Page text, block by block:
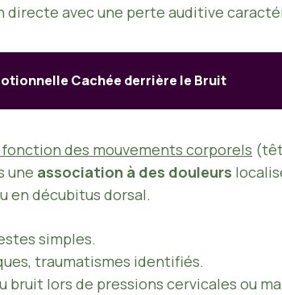
avec une perte auditive
Cachée derrière le Bruit
des mouvements corporels
une association à des douleurs
en décubitus dorsal.
simples.
traumatismes identifiés.
lors de pressions cervicales ou